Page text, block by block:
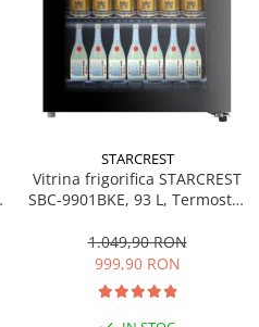
STARCREST
Vitrina frigorifica STARCREST
SBC-9901BKE, 93 L, Termostat
sticla, H 84.5 cm, Negru
1.049,90 RON
999,90 RON